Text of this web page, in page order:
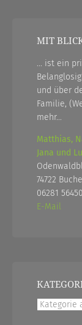
MIT
... ist ein
und über
Familie,
mehr...
Matthias,
Jana und
74722
06281
E-Mail
Kategorien